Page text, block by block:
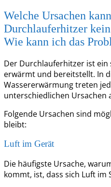
Welche Ursachen
Durchlauferhitzer kein
Wie kann ich das
Der Durchlauferhitzer ist ein
erwärmt und bereitstellt. In
Wassererwärmung treten
unterschiedlichen Ursachen
Folgende Ursachen sind
bleibt:
Luft im Gerät
Die häufigste Ursache,
kommt, ist, dass sich Luft im